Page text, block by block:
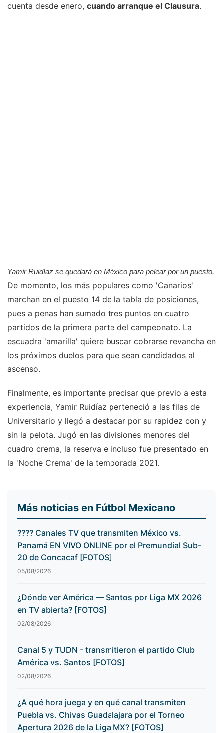
cuenta desde enero, cuando arranque el Clausura.
Yamir Ruidíaz se quedará en México para pelear por un puesto.
De momento, los más populares como 'Canarios'
marchan en el puesto 14 de la tabla de posiciones,
pues a penas han sumado tres puntos en cuatro
partidos de la primera parte del campeonato. La
escuadra 'amarilla' quiere buscar cobrarse revancha en
los próximos duelos para que sean candidados al
ascenso.
Finalmente, es importante precisar que previo a esta
experiencia, Yamir Ruidíaz perteneció a las filas de
Universitario y llegó a destacar por su rapidez con y
sin la pelota. Jugó en las divisiones menores del
cuadro crema, la reserva e incluso fue presentado en
la 'Noche Crema' de la temporada 2021.
Más noticias en Fútbol Mexicano
???? Canales TV que transmiten México vs.
Panamá EN VIVO ONLINE por el Premundial Sub-
20 de Concacaf [FOTOS]
05/08/2026
¿Dónde ver América — Santos por Liga MX 2026
en TV abierta? [FOTOS]
02/08/2026
Canal 5 y TUDN - transmitieron el partido Club
América vs. Santos [FOTOS]
02/08/2026
¿A qué hora juega y en qué canal transmiten
Puebla vs. Chivas Guadalajara por el Torneo
Apertura 2026 de la Liga MX? [FOTOS]